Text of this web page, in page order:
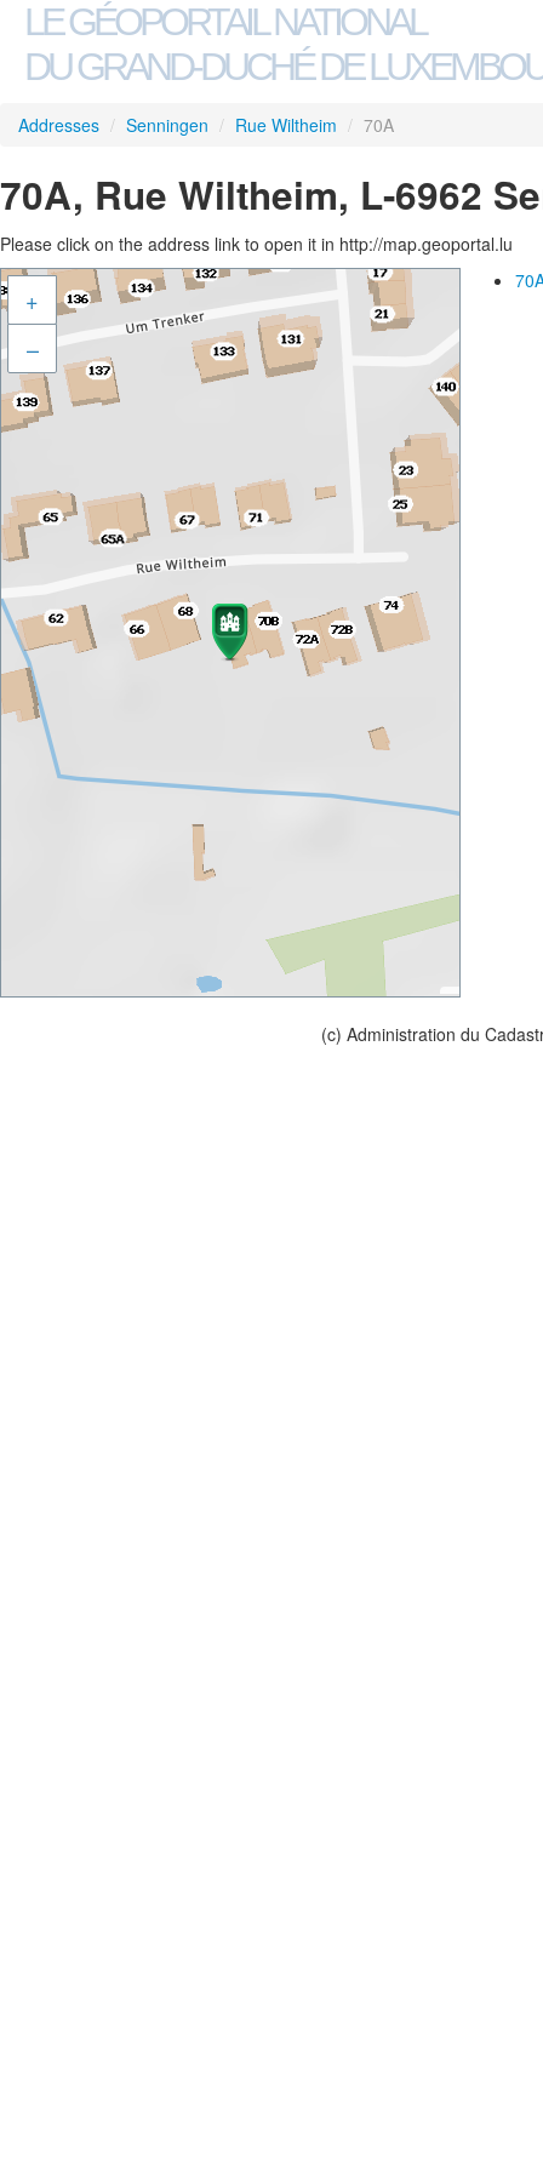
LE GÉOPORTAIL NATIONAL
DU GRAND-DUCHÉ DE
Addresses / Senningen / Rue Wiltheim / 70A
70A, Rue Wiltheim, L-6962
Please click on the address link to open it in http://map.geoportal.lu
+
–
(c) Administration du